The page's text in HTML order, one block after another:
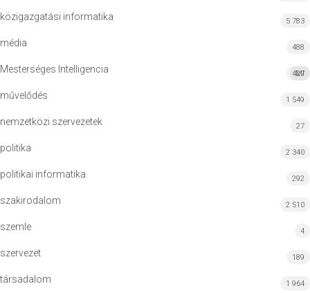
közigazgatási informatika 5 783
média 488
Mesterséges Intelligencia MI
427
művelődés 1 549
nemzetközi szervezetek 27
politika 2 340
politikai informatika 292
szakirodalom 2 510
szemle 4
szervezet 189
társadalom 1 964